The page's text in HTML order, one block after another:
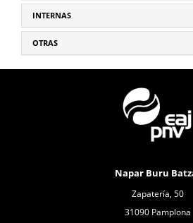
INTERNAS
OTRAS
Napar Buru
Zapatería, 50
31090 Pamplona